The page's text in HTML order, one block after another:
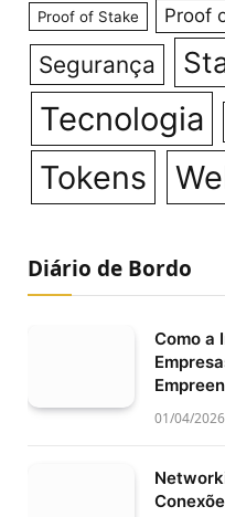
Proof of Stake Proof
Segurança
Tecnologia
Tokens
Diário de Bordo
Como a
01/04/2026